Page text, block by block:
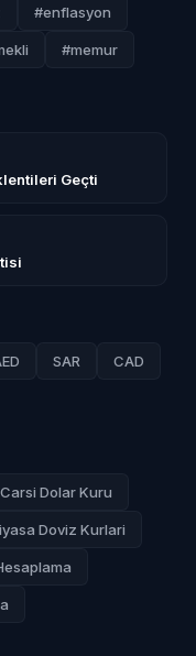
#enflasyon
#memur
Geçti
SAR CAD
Dolar Kuru
Doviz Kurlari